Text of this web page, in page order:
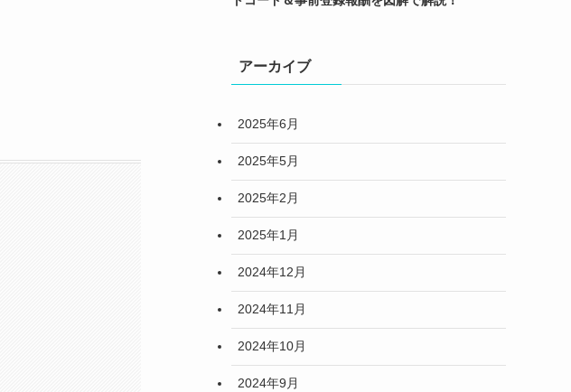
アーカイブ
2025年6月
2025年5月
2025年2月
2025年1月
2024年12月
2024年11月
2024年10月
2024年9月